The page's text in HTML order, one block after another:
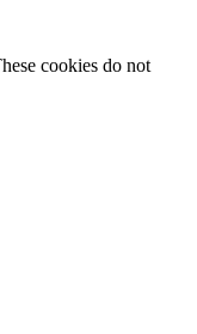
cookies do not